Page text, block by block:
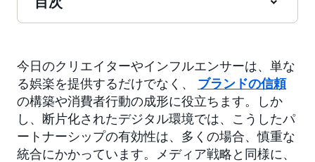
今日のクリエイターやインフルエンサーは、単な
る娯楽を提供するだけでなく、 ブランドの信頼
の構築や消費者行動の成形に役立ちます。しか
し、断片化されたデジタル環境では、こうしたパ
ートナーシップの有効性は、多くの場合、慎重な
統合にかかっています。メディア戦略と同様に、